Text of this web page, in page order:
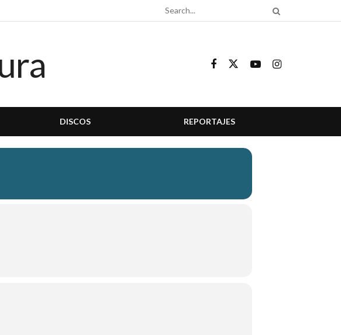
DISCOS REPORTAJES